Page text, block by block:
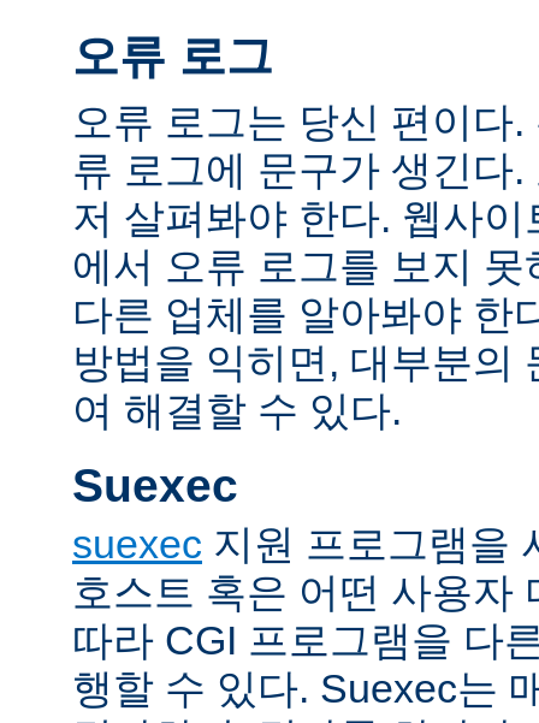
오류 로그
오류 로그는 당신 편이다
류 로그에 문구가 생긴다
저 살펴봐야 한다. 웹사
에서 오류 로그를 보지
다른 업체를 알아봐야 한
방법을 익히면, 대부분의
여 해결할 수 있다.
Suexec
suexec 지원 프로그램을
호스트 혹은 어떤 사용자
따라 CGI 프로그램을 다
행할 수 있다. Suexec는